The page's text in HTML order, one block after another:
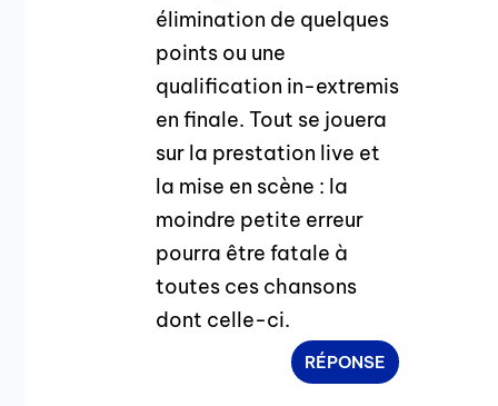
élimination de quelques
points ou une
qualification in-extremis
en finale. Tout se jouera
sur la prestation live et
la mise en scène : la
moindre petite erreur
pourra être fatale à
toutes ces chansons
dont celle-ci.
RÉPONSE